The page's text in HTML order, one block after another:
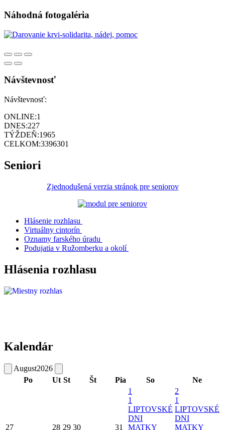
Náhodná fotogaléria
Návštevnosť
Návštevnosť:
ONLINE:1
DNES:227
TÝŽDEŇ:1965
CELKOM:3396301
Seniori
Zjednodušená verzia stránok pre seniorov
Hlásenie rozhlasu
Virtuálny cintorín
Oznamy farského úradu
Podujatia v Ružomberku a okolí
Hlásenia rozhlasu
Kalendár
August2026
Po
Ut St Št Pia So Ne
27 28 29 30 31
1
1
LIPTOVSKÉ
DNI
MATKY
2
1
LIPTOVSKÉ
DNI
MATKY